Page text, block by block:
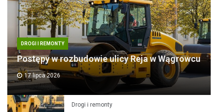
DROGI I REMONTY
Postępy w rozbudowie ulicy Reja w Wągrowcu
17 lipca 2026
Drogi i remonty